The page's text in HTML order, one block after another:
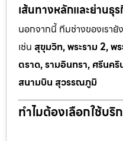
เส้นทางหลักและย่านธุ
นอกจากนี้ ทีมช่างของเรา
เช่น สุขุมวิท, พระราม 2, พ
ตราด, รามอินทรา, ศรีนค
สนามบิน สุวรรณภูมิ
ทำไมต้องเลือกใช้บริ